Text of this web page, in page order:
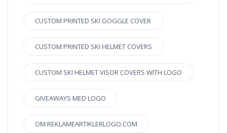
CUSTOM PRINTED SKI GOGGLE COVER
CUSTOM PRINTED SKI HELMET COVERS
CUSTOM SKI HELMET VISOR COVERS WITH LOGO
GIVEAWAYS MED LOGO
OM REKLAMEARTIKLERLOGO.COM